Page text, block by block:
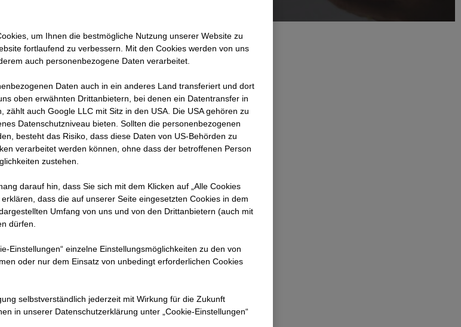
Bygge i stedet for at skændes
Udfordrende situationer er ikke ualmindelige i
komplekse byggeprojekter. Det er vigtigt at
kommunikere åbent om stridsspørgsmål og løse
dem hurtigt. Det kræver evne til at indgå
Med et bindende regelsæt skaber vi grundlaget for
en sund tilgang til fejl og konflikter i byggeprojektet.
um Ihnen die best­mögliche Nutzung unserer Website zu
fortlaufend zu verbessern. Mit den Cookies werden von uns
auch personenbezogene Daten verarbeitet.
Daten auch in ein anderes Land transferiert und dort
oben erwähnten Drittanbietern, bei denen ein Datentransfer in
zählt auch Google LLC mit Sitz in den USA. Die USA gehören zu
Datenschutzniveau bieten. Sollten die personenbezogenen
besteht das Risiko, dass diese Daten von US-Behörden zu
verarbeitet werden können, ohne dass der betroffenen Person
zustehen.
darauf hin, dass Sie sich mit dem Klicken auf „Alle Cookies
dass die auf unserer Seite eingesetzten Cookies in dem
Umfang von uns und von den Drittanbietern (auch mit
dürfen.
Einstellungen“ einzelne Einstellungsmöglichkeiten zu den von
oder nur dem Einsatz von unbedingt erforderlichen Cookies
selbstverständlich jederzeit mit Wirkung für die Zukunft
in unserer Datenschutzerklärung unter „Cookie-Einstellungen“